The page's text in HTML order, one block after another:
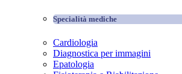
Specialità mediche
Cardiologia
Diagnostica per immagini
Epatologia